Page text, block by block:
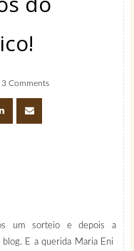
3 Comments
um sorteio e depois a
E a querida Maria Eni